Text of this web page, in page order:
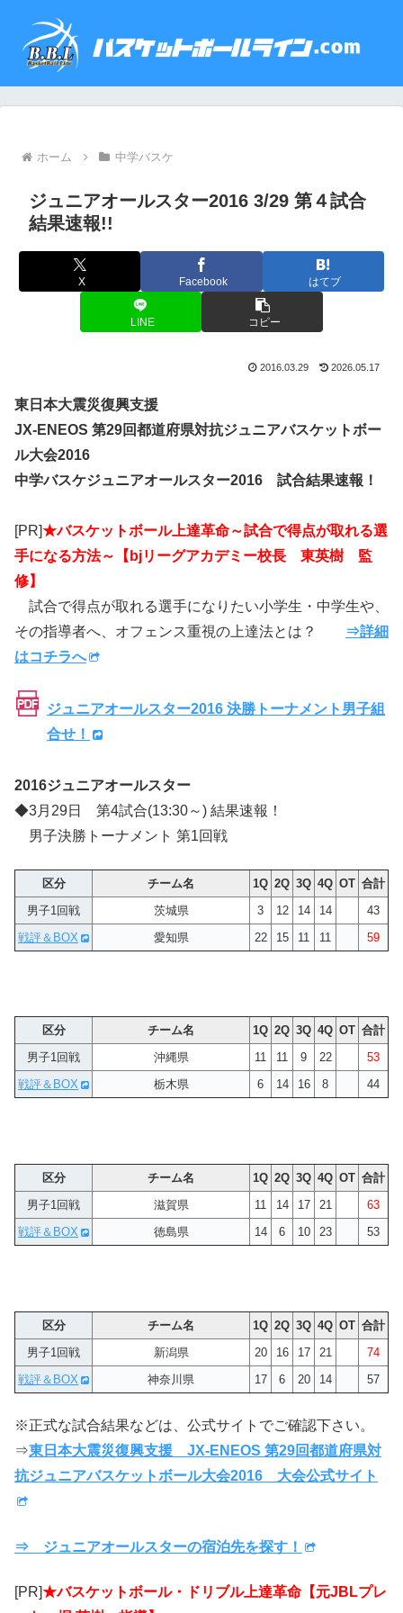
ホーム 中学バスケ
ジュニアオールスター2016 3/29 第４試合
結果速報!!
X Facebook はてブ
LINE コピー
2016.03.29 2026.05.17
東日本大震災復興支援
JX-ENEOS 第29回都道府県対抗ジュニアバスケットボー
ル大会2016
中学バスケジュニアオールスター2016 試合結果速報！
[PR]★バスケットボール上達革命～試合で得点が取れる選
手になる方法～【bjリーグアカデミー校長 東英樹 監
修】
試合で得点が取れる選手になりたい小学生・中学生や、
その指導者へ、オフェンス重視の上達法とは？
⇒詳細
はコチラへ
ジュニアオールスター2016 決勝トーナメント男子組
合せ！
2016ジュニアオールスター
◆3月29日 第4試合(13:30～) 結果速報！
男子決勝トーナメント 第1回戦
区分 チーム名 1Q 2Q 3Q 4Q OT 合計
男子1回戦
茨城県 3 12 14 14
43
戦評＆BOX
愛知県 22 15 11 11 59
区分 チーム名 1Q 2Q 3Q 4Q OT 合計
男子1回戦
沖縄県 11 11 9 22
53
戦評＆BOX
栃木県 6 14 16 8 44
区分 チーム名 1Q 2Q 3Q 4Q OT 合計
男子1回戦
滋賀県 11 14 17 21
63
戦評＆BOX
徳島県 14 6 10 23 53
区分 チーム名 1Q 2Q 3Q 4Q OT 合計
男子1回戦
新潟県 20 16 17 21
74
戦評＆BOX
神奈川県 17 6 20 14 57
※正式な試合結果などは、公式サイトでご確認下さい。
⇒東日本大震災復興支援 JX-ENEOS 第29回都道府県対
抗ジュニアバスケットボール大会2016 大会公式サイト
⇒ ジュニアオールスターの宿泊先を探す！
[PR]★バスケットボール・ドリブル上達革命【元JBLプレ